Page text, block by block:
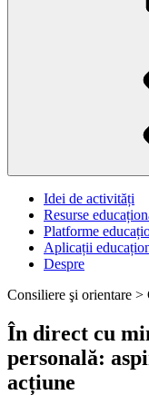
Idei de activități
Resurse
Platforme
Aplicații
Despre
Consiliere şi orientare >
În direct cu
personală:
acțiune